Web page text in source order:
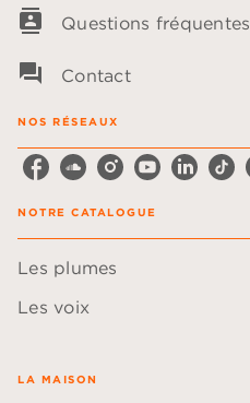
contacts Questions fréquentes
question_answer Contact
NOS RÉSEAUX
NOTRE CATALOGUE
Les plumes
Les voix
LA MAISON